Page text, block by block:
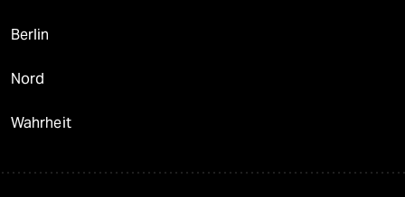
Berlin
Nord
Wahrheit